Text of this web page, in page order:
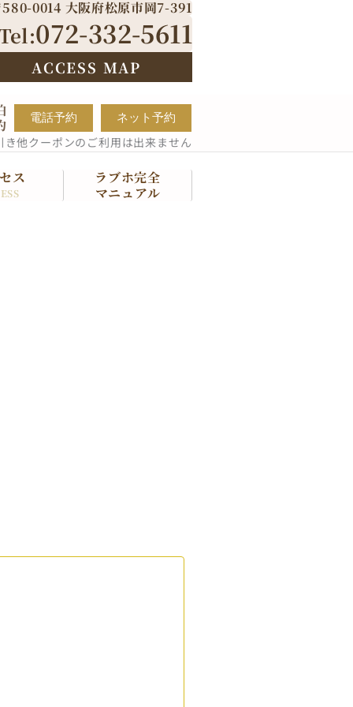
0014 大阪府松原市岡7-391
072-332-5611
ACCESS MAP
電話予約 ネット予約
き他クーポンのご利用は出来ません
ス
ラブホ完全
マニュアル